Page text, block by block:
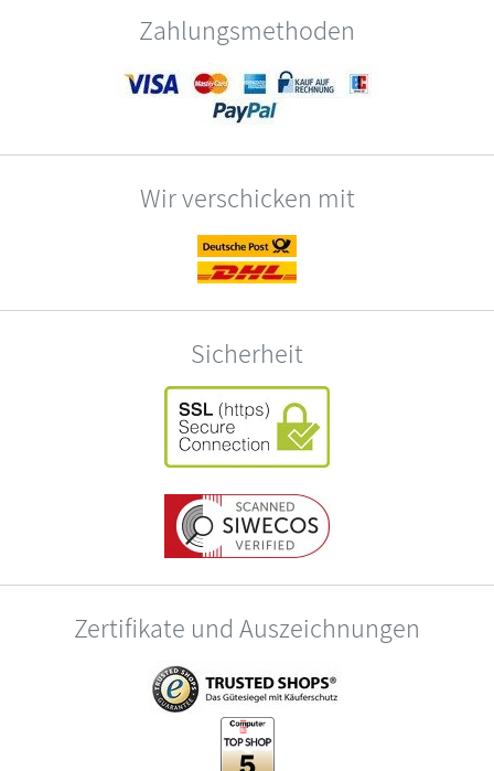
Zahlungsmethoden
Wir verschicken mit
Sicherheit
Zertifikate und Auszeichnungen